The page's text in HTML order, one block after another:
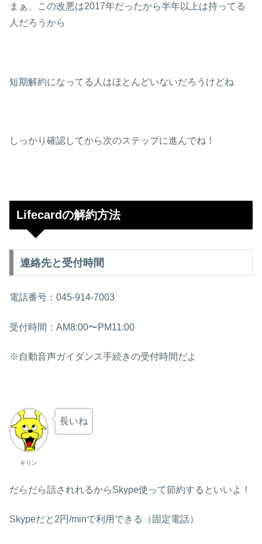
まぁ、この改悪は2017年だったから半年以上は持ってる
人だろうから
短期解約になってる人はほとんどいないだろうけどね
しっかり確認してから次のステップに進んでね！
Lifecardの解約方法
連絡先と受付時間
電話番号：045-914-7003
受付時間：AM8:00〜PM11:00
※自動音声ガイダンス手続きの受付時間だよ
キリン
長いね
だらだら話されれるからSkype使って節約するといいよ！
Skypeだと2円/minで利用できる（固定電話）